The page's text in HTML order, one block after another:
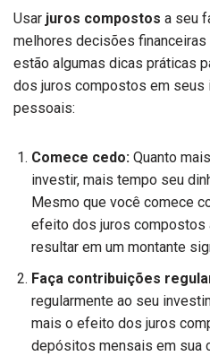
Usar juros compostos a seu
melhores decisões financeiras
estão algumas dicas práticas
dos juros compostos em seus
pessoais:
Comece cedo: Quanto
investir, mais tempo seu
Mesmo que você comece
efeito dos juros compostos
resultar em um montante
Faça contribuições
regularmente ao seu
mais o efeito dos juros
depósitos mensais em sua